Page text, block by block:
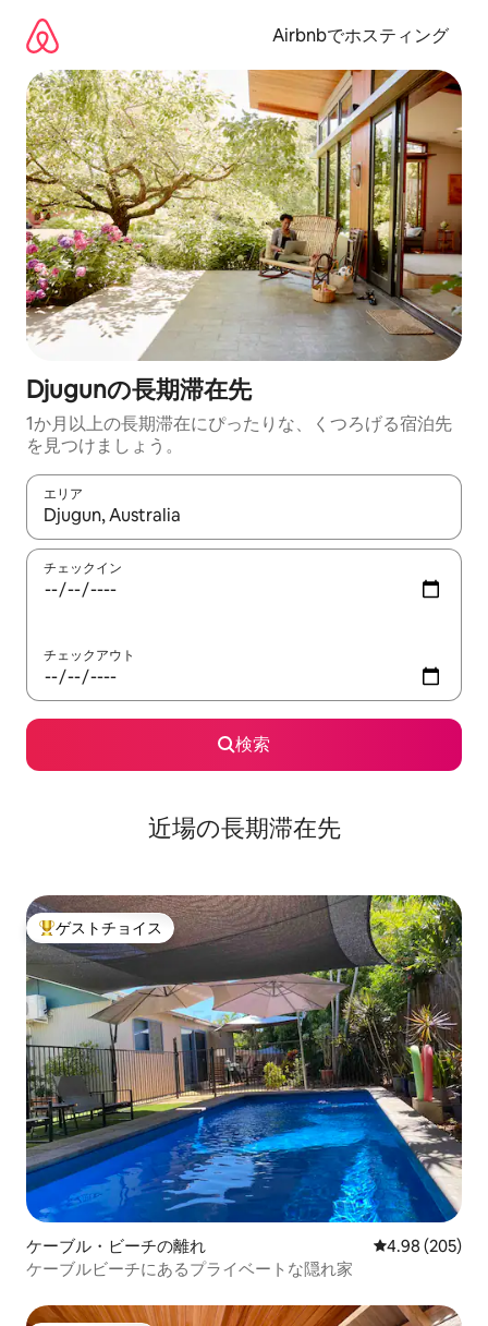
Airbnbでホスティング
Djugunの長期滞在先
1か月以上の長期滞在にぴったりな、くつろげる宿泊先
を見つけましょう。
エリア
検索結果が表示されたら、上下の矢印キーを使って移動するか
チェックイン
チェックアウト
検索
近場の長期滞在先
大好評のゲストチョイスです。
ゲストチョイス
ケーブル・ビーチの離れ レビュー205
4.98 (205)
ケーブルビーチにあるプライベートな隠れ家